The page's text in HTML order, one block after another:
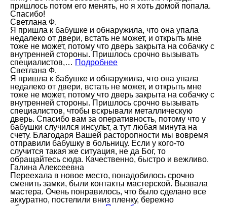
пришлось потом его менять, но я хоть домой попала.
Спасибо!
Светлана Ф.
Я пришла к бабушке и обнаружила, что она упала
недалеко от двери, встать не может, и открыть мне
тоже не может, потому что дверь закрыта на собачку с
внутренней стороны. Пришлось срочно вызывать
специалистов,… Подробнее
Светлана Ф.
Я пришла к бабушке и обнаружила, что она упала
недалеко от двери, встать не может, и открыть мне
тоже не может, потому что дверь закрыта на собачку с
внутренней стороны. Пришлось срочно вызывать
специалистов, чтобы вскрывали металлическую
дверь. Спасибо вам за оперативность, потому что у
бабушки случился инсульт, а тут любая минута на
счету. Благодаря Вашей расторопности мы вовремя
отправили бабушку в больницу. Если у кого-то
случится такая же ситуация, не да Бог, то
обращайтесь сюда. Качественно, быстро и вежливо.
Галина Алексеевна
Переехала в новое место, понадобилось срочно
сменить замки, были контакты мастерской. Вызвала
мастера. Очень понравилось, что было сделано все
аккуратно, постелили вниз пленку, бережно